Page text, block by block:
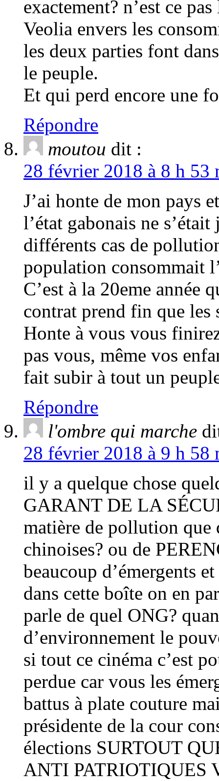
exactement? n’est ce
Veolia envers les
les deux parties font
le peuple.
Et qui perd encore une
Répondre
moutou dit :
28 février 2018 à 8 h 53
J’ai honte de mon pays
l’état gabonais ne
différents cas de
population consommait
C’est à la 20eme année
contrat prend fin que les
Honte à vous vous
pas vous, même vos
fait subir à tout un
Répondre
l'ombre qui marche
28 février 2018 à 9 h 58
il y a quelque chose
GARANT DE LA
matière de pollution que
chinoises? ou de
beaucoup d’émergents
dans cette boîte on en
parle de quel ONG?
d’environnement le
si tout ce cinéma c’est
perdue car vous les
battus à plate couture
présidente de la cour
élections SURTOUT
ANTI PATRIOTIQUES